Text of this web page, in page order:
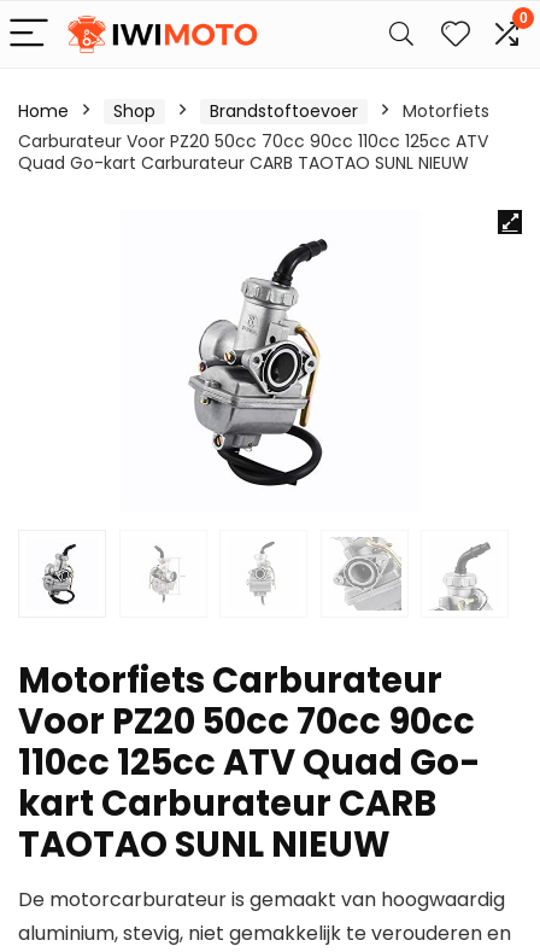
0
Home Shop Brandstoftoevoer
Motorfiets
Carburateur Voor PZ20 50cc 70cc 90cc 110cc 125cc ATV
Quad Go-kart Carburateur CARB TAOTAO SUNL NIEUW
Motorfiets Carburateur
Voor PZ20 50cc 70cc 90cc
110cc 125cc ATV Quad Go-
kart Carburateur CARB
TAOTAO SUNL NIEUW
De motorcarburateur is gemaakt van hoogwaardig
aluminium, stevig, niet gemakkelijk te verouderen en